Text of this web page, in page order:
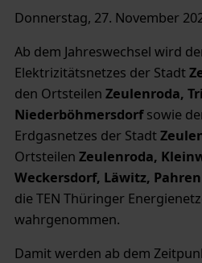
Donnerstag, 27. November
Ab dem Jahreswechsel wird
Elektrizitätsnetzes der Stadt
den Ortsteilen Zeulenroda,
Niederböhmersdorfsowie
Erdgasnetzes der Stadt
Ortsteilen Zeulenroda,
Weckersdorf, Läwitz, Pahren
die TEN Thüringer
wahrgenommen.
Damit werden ab dem